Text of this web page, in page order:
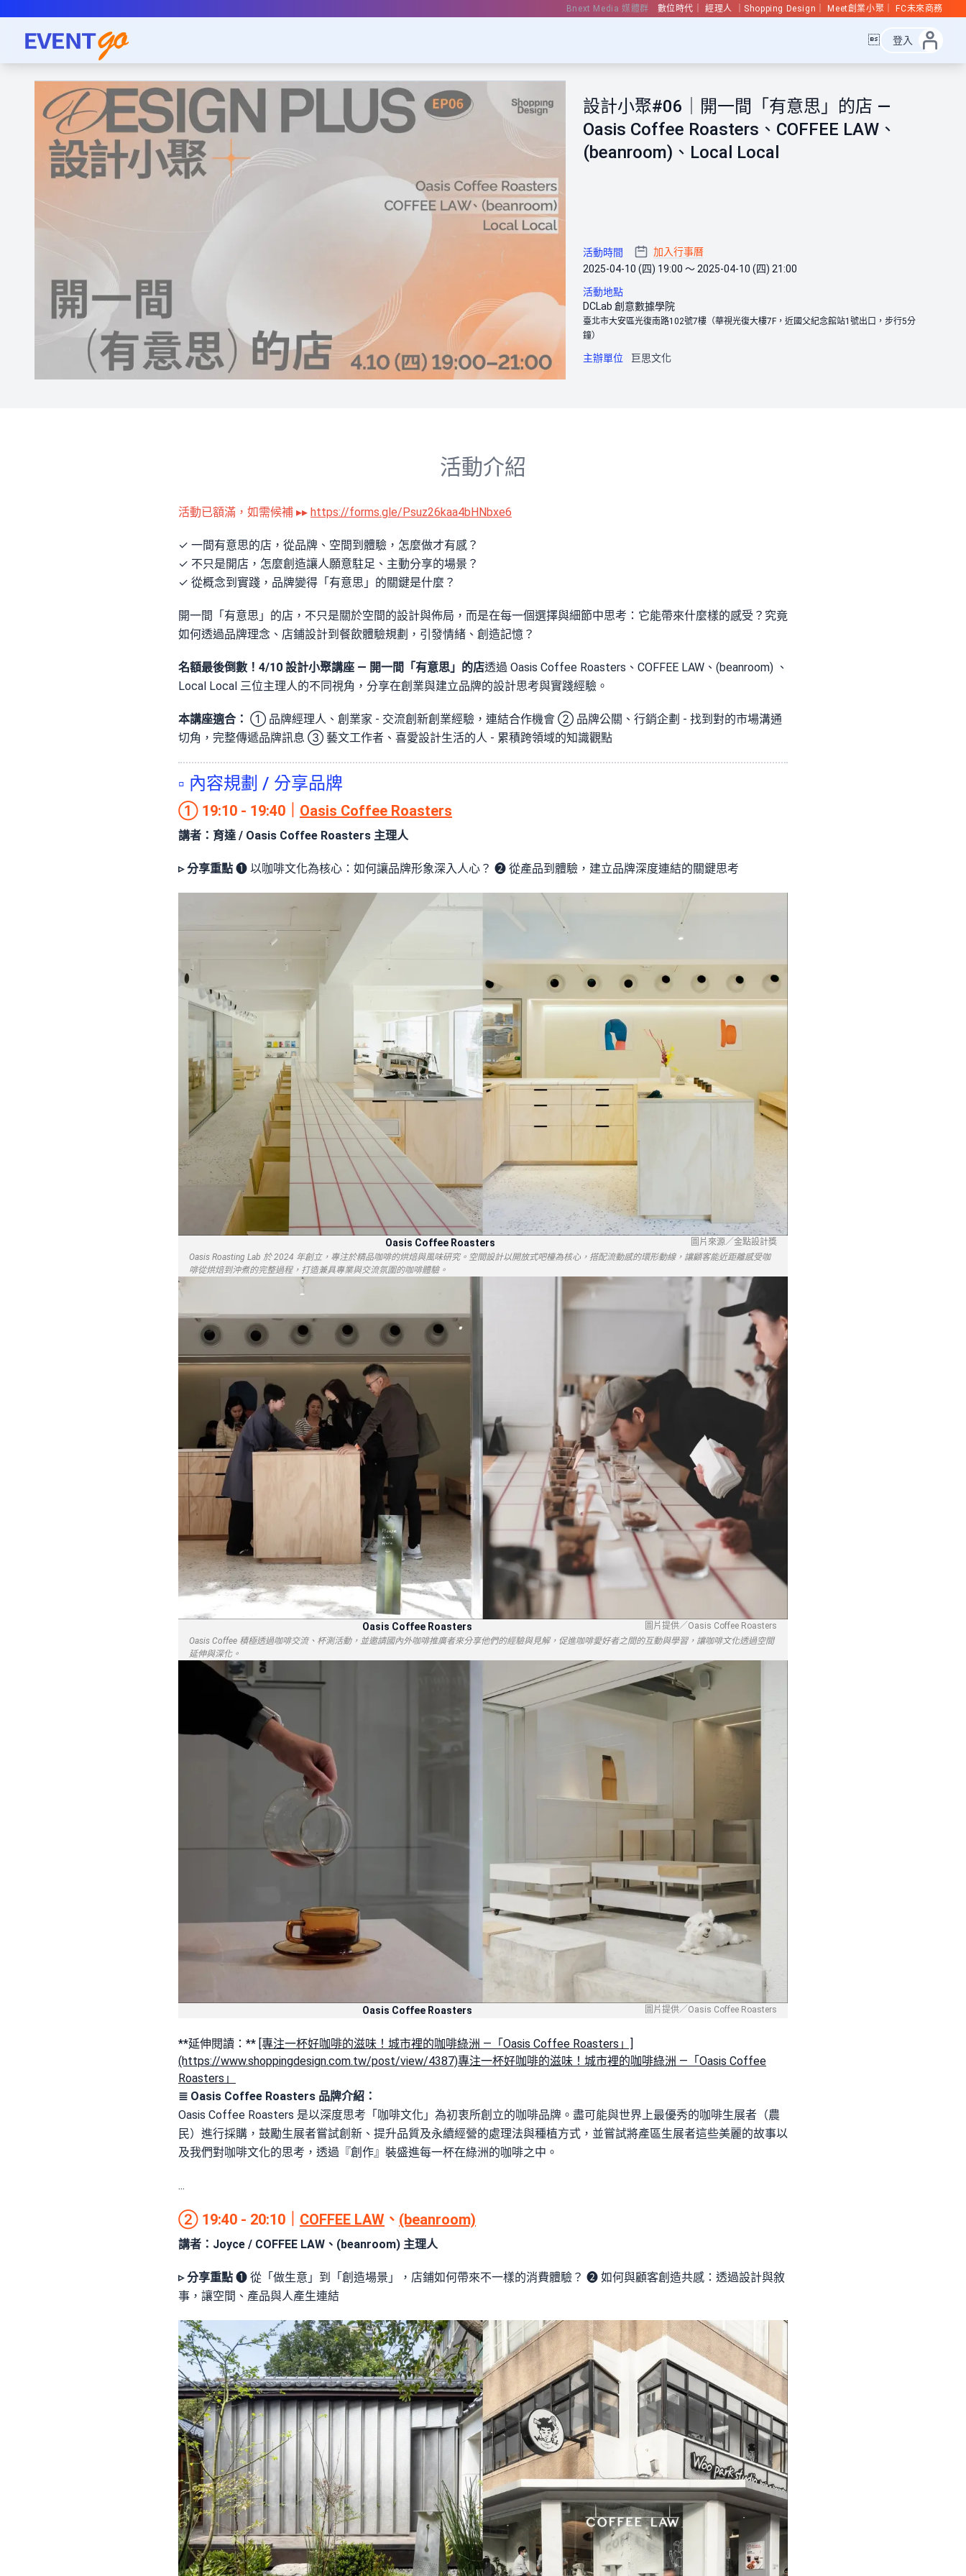
Bnext Media 媒體群 數位時代 經理人 Shopping Design Meet創業小聚 FC未來商務
 登入
設計小聚#06｜開一間「有意思」的店 —
Oasis Coffee Roasters、COFFEE LAW、
(beanroom)、Local Local
活動時間
加入行事曆
2025-04-10 (四) 19:00 ～ 2025-04-10 (四) 21:00
活動地點
DCLab 創意數據學院
臺北市大安區光復南路102號7樓（華視光復大樓7F，近國父紀念館站1號出口，步行5分
鐘）
主辦單位 巨思文化
活動介紹
活動已額滿，如需候補 ▸▸ https://forms.gle/Psuz26kaa4bHNbxe6
✓ 一間有意思的店，從品牌、空間到體驗，怎麼做才有感？
✓ 不只是開店，怎麼創造讓人願意駐足、主動分享的場景？
✓ 從概念到實踐，品牌變得「有意思」的關鍵是什麼？
開一間「有意思」的店，不只是關於空間的設計與佈局，而是在每一個選擇與細節中思考：它能帶來什麼樣的感受？究竟
如何透過品牌理念、店鋪設計到餐飲體驗規劃，引發情緒、創造記憶？
名額最後倒數！4/10 設計小聚講座 — 開一間「有意思」的店透過 Oasis Coffee Roasters、COFFEE LAW、(beanroom) 、
Local Local 三位主理人的不同視角，分享在創業與建立品牌的設計思考與實踐經驗。
本講座適合： ➀ 品牌經理人、創業家 - 交流創新創業經驗，連結合作機會 ➁ 品牌公關、行銷企劃 - 找到對的市場溝通
切角，完整傳遞品牌訊息 ➂ 藝文工作者、喜愛設計生活的人 - 累積跨領域的知識觀點
▫ 內容規劃 / 分享品牌
① 19:10 - 19:40｜ Oasis Coffee Roasters
講者：育達 / Oasis Coffee Roasters 主理人
▹ 分享重點 ❶ 以咖啡文化為核心：如何讓品牌形象深入人心？ ❷ 從產品到體驗，建立品牌深度連結的關鍵思考
Oasis Coffee Roasters
圖片來源／金點設計獎
Oasis Roasting Lab 於 2024 年創立，專注於精品咖啡的烘焙與風味研究。空間設計以開放式吧檯為核心，搭配流動感的環形動線，讓顧客能近距離感受咖
啡從烘焙到沖煮的完整過程，打造兼具專業與交流氛圍的咖啡體驗。
Oasis Coffee Roasters
圖片提供／Oasis Coffee Roasters
Oasis Coffee 積極透過咖啡交流、杯測活動，並邀請國內外咖啡推廣者來分享他們的經驗與見解，促進咖啡愛好者之間的互動與學習，讓咖啡文化透過空間
延伸與深化。
Oasis Coffee Roasters 圖片提供／Oasis Coffee Roasters
**延伸閱讀：** [專注一杯好咖啡的滋味！城市裡的咖啡綠洲 —「Oasis Coffee Roasters」]
(https://www.shoppingdesign.com.tw/post/view/4387)專注一杯好咖啡的滋味！城市裡的咖啡綠洲 —「Oasis Coffee
Roasters」
≣ Oasis Coffee Roasters 品牌介紹：
Oasis Coffee Roasters 是以深度思考「咖啡文化」為初衷所創立的咖啡品牌。盡可能與世界上最優秀的咖啡生展者（農
民）進行採購，鼓勵生展者嘗試創新、提升品質及永續經營的處理法與種植方式，並嘗試將產區生展者這些美麗的故事以
及我們對咖啡文化的思考，透過『創作』裝盛進每一杯在綠洲的咖啡之中。
...
② 19:40 - 20:10｜ COFFEE LAW 、 (beanroom)
講者：Joyce / COFFEE LAW、(beanroom) 主理人
▹ 分享重點 ❶ 從「做生意」到「創造場景」，店鋪如何帶來不一樣的消費體驗？ ❷ 如何與顧客創造共感：透過設計與敘
事，讓空間、產品與人產生連結